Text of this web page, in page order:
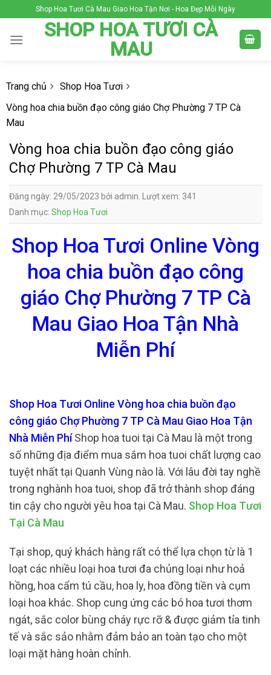
to
content
Shop Hoa Tươi Cà Mau Giao Hoa Tận Nơi - Hoa Đẹp Mỗi Ngày
SHOP HOA TƯƠI CÀ
MAU
Trang chủ
Shop Hoa Tươi
Vòng hoa chia buồn đạo công giáo Chợ Phường 7 TP Cà
Mau
Vòng hoa chia buồn đạo công giáo
Chợ Phường 7 TP Cà Mau
Đăng ngày: 29/05/2023 bởi admin. Lượt xem: 341
Danh mục: Shop Hoa Tươi
Shop Hoa Tươi Online Vòng
hoa chia buồn đạo công
giáo Chợ Phường 7 TP Cà
Mau Giao Hoa Tận Nhà
Miễn Phí
Shop Hoa Tươi Online Vòng hoa chia buồn đạo
công giáo Chợ Phường 7 TP Cà Mau Giao Hoa Tận
Nhà Miễn PhíShop hoa tuoi tại Cà Mau là một trong
số những địa điểm mua sắm hoa tuoi chất lượng cao
tuyệt nhất tại Quanh Vùng nào là. Với lâu đời tay nghề
trong nghành hoa tuoi, shop đã trở thành shop đáng
tin cậy cho người yêu hoa tại Cà Mau. Shop Hoa Tươi
Tại Cà Mau
Tại shop, quý khách hàng rất có thể lựa chọn từ là 1
loạt các nhiều loại hoa tươi đa chủng loại như hoả
hồng, hoa cẩm tú cầu, hoa ly, hoa đồng tiền và cụm
loại hoa khác. Shop cung ứng các bó hoa tươi thơm
ngát, sắc color bùng cháy rực rỡ & được giảm tỉa tinh
tế và sắc sảo nhằm đảm bảo an toàn tạo cho một
loại mặt hàng hoàn chỉnh.